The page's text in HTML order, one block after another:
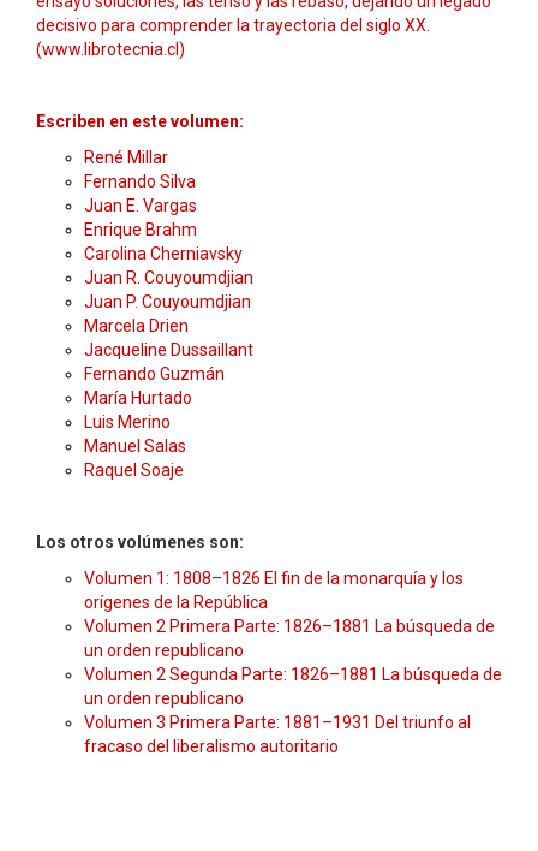
decisivo para comprender la trayectoria del siglo XX.
(www.librotecnia.cl)
Escriben en este volumen:
René Millar
Fernando Silva
Juan E. Vargas
Enrique Brahm
Carolina Cherniavsky
Juan R. Couyoumdjian
Juan P. Couyoumdjian
Marcela Drien
Jacqueline Dussaillant
Fernando Guzmán
María Hurtado
Luis Merino
Manuel Salas
Raquel Soaje
Los otros volúmenes son:
Volumen 1: 1808–1826 El fin de la monarquía y los
orígenes de la República
Volumen 2 Primera Parte: 1826–1881 La búsqueda de
un orden republicano
Volumen 2 Segunda Parte: 1826–1881 La búsqueda de
un orden republicano
Volumen 3 Primera Parte: 1881–1931 Del triunfo al
fracaso del liberalismo autoritario